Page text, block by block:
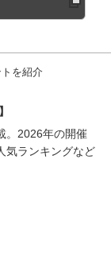
を紹介
。2026年の開催
気ランキングなど